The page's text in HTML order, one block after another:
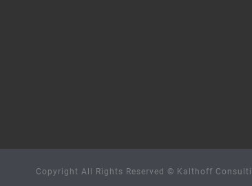
Copyright All Rights Reserved © Kalthoff